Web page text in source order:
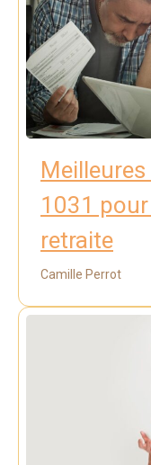
1031
retraite
Camille Perrot